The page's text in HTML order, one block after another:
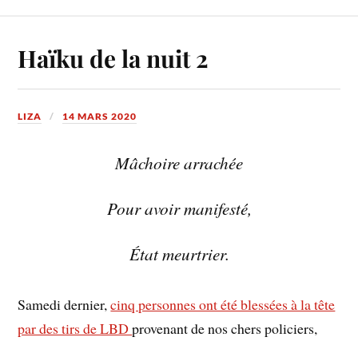
Haïku de la nuit 2
LIZA 14 MARS 2020
Mâchoire arrachée
Pour avoir manifesté,
État meurtrier.
Samedi dernier,cinq personnes ont été blessées à la tête
par des tirs de LBDprovenant de nos chers policiers,